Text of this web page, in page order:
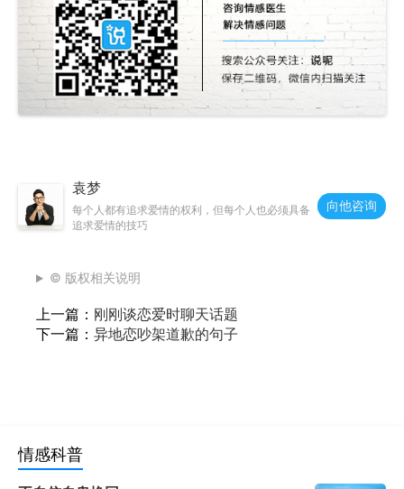
袁梦
每个人都有追求爱情的权利，但每个人也必须具备
追求爱情的技巧
向他咨询
© 版权相关说明
上一篇： 刚刚谈恋爱时聊天话题
下一篇： 异地恋吵架道歉的句子
情感科普